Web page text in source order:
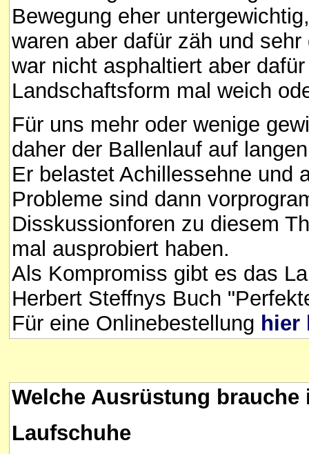
Bewegung eher
waren aber dafür zäh und
war nicht asphaltiert aber
Landschaftsform mal weich
Für uns mehr oder wenige
daher der Ballenlauf auf
Er belastet Achillessehne
Probleme sind dann
Disskussionforen zu diesem
mal ausprobiert haben.
Als Kompromiss gibt es das
Herbert Steffnys Buch
Für eine Onlinebestellung hier
Welche Ausrüstung brauche
Laufschuhe